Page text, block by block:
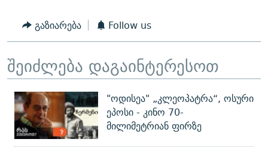
გაზიარება Follow us
შეიძლება დაგაინტერესოთ
"ოდისეა" „კლეოპატრა“, ოსური
ეპოსი - კინო 70-
მილიმეტრიან ფირზე